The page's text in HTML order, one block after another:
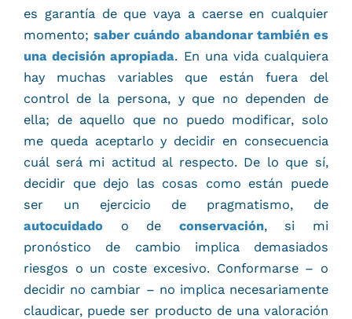
es garantía de que vaya a caerse en cualquier
momento;saber cuándo abandonar también es
una decisión apropiada. En una vida cualquiera
hay muchas variables que están fuera del
control de la persona, y que no dependen de
ella; de aquello que no puedo modificar, solo
me queda aceptarlo y decidir en consecuencia
cuál será mi actitud al respecto. De lo que sí,
decidir que dejo las cosas como están puede
ser un ejercicio de pragmatismo, de
autocuidado
o de conservación, si mi
pronóstico de cambio implica demasiados
riesgos o un coste excesivo. Conformarse – o
decidir no cambiar – no implica necesariamente
claudicar, puede ser producto de una valoración